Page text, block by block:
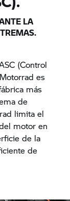
LA
(Control
es
más
de
limita el
motor en
de la
de